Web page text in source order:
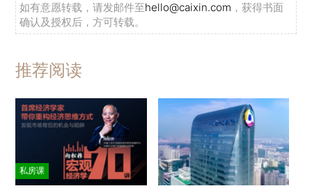
如有意愿转载，请发邮件至hello@caixin.com ，获得书面
确认及授权后，方可转载。
推荐阅读
私房课